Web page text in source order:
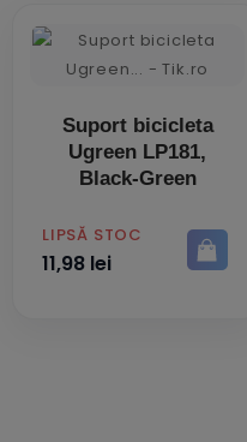
Suport bicicleta
Ugreen LP181,
Black-Green
PRET
LIPSĂ STOC
11,98 lei